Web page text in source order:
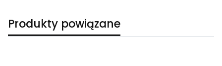
Produkty powiązane